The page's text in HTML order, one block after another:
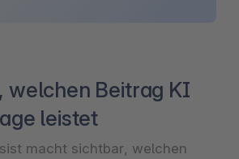
welchen Beitrag KI
leistet
macht sichtbar, welchen